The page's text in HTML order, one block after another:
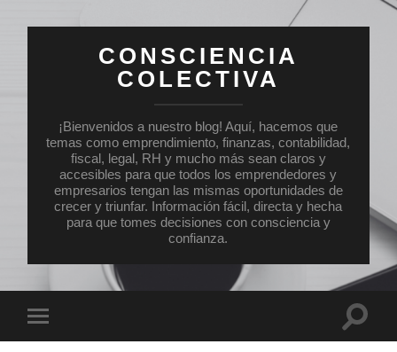
CONSCIENCIA
COLECTIVA
¡Bienvenidos a nuestro blog! Aquí, hacemos que
temas como emprendimiento, finanzas, contabilidad,
fiscal, legal, RH y mucho más sean claros y
accesibles para que todos los emprendedores y
empresarios tengan las mismas oportunidades de
crecer y triunfar. Información fácil, directa y hecha
para que tomes decisiones con consciencia y
confianza.
el